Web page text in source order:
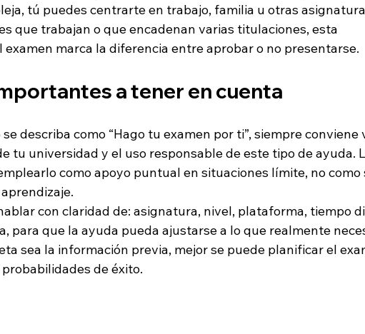
tú puedes centrarte en trabajo, familia u otras
que trabajan o que encadenan varias titulaciones, esta
marca la diferencia entre aprobar o no presentarse.
a tener en cuenta
describa como “Hago tu examen por ti”, siempre conviene
tu universidad y el uso responsable de este tipo de ayuda.
como apoyo puntual en situaciones límite, no
con claridad de: asignatura, nivel, plataforma, tiempo
para que la ayuda pueda ajustarse a lo que realmente
sea la información previa, mejor se puede planificar el
de éxito.